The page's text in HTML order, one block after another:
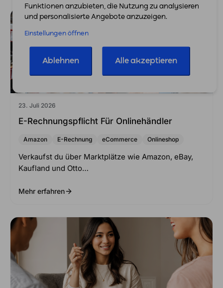
23. Juli 2026
E-Rechnungspflicht Für Onlinehändler
Amazon E-Rechnung eCommerce Onlineshop
Verkaufst du über Marktplätze wie Amazon, eBay,
Kaufland und Otto…
Mehr erfahren
Funktionen anzubieten, die Nutzung zu analysieren
und personalisierte Angebote anzuzeigen.
Einstellungen öffnen
Ablehnen Alle akzeptieren